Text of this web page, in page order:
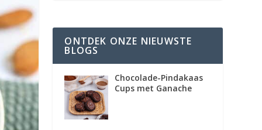
ONTDEK ONZE NIEUWSTE
BLOGS
Chocolade-Pindakaas
Cups met Ganache